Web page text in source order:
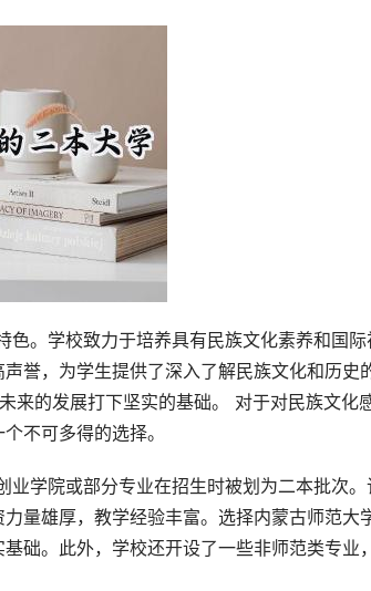
。学校致力于培养具有民族文化素养和国际
誉，为学生提供了深入了解民族文化和历史
来的发展打下坚实的基础。 对于对民族文化
不可多得的选择。
业学院或部分专业在招生时被划为二本批次。
量雄厚，教学经验丰富。选择内蒙古师范大学
础。此外，学校还开设了一些非师范类专业